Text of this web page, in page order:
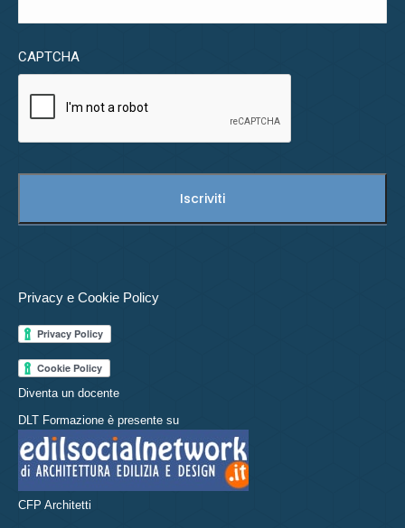
CAPTCHA
Privacy e Cookie Policy
Diventa un docente
DLT Formazione è presente su
CFP Architetti